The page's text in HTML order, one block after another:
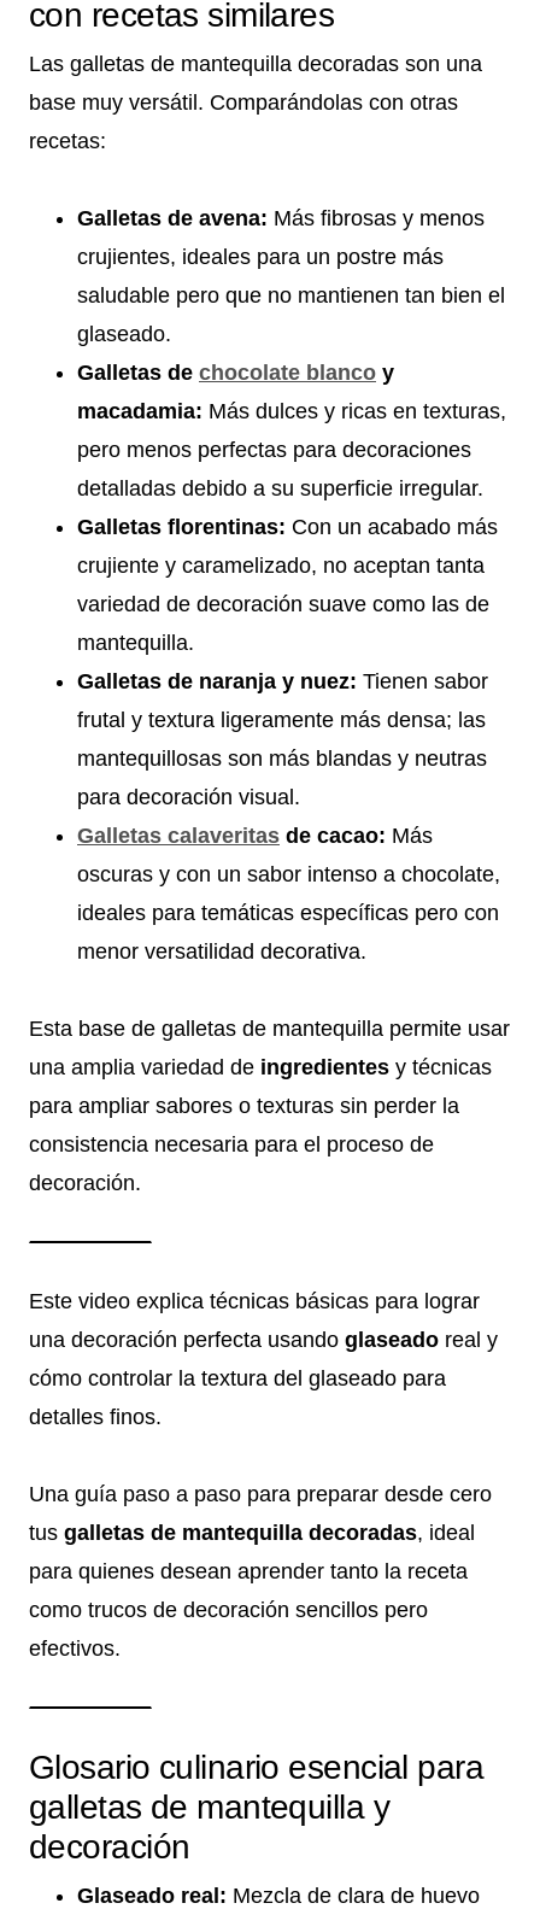
con recetas similares
Las galletas de mantequilla decoradas son una
base muy versátil. Comparándolas con otras
recetas:
Galletas de avena: Más fibrosas y menos
crujientes, ideales para un postre más
saludable pero que no mantienen tan bien el
glaseado.
Galletas de chocolate blanco y
macadamia: Más dulces y ricas en texturas,
pero menos perfectas para decoraciones
detalladas debido a su superficie irregular.
Galletas florentinas: Con un acabado más
crujiente y caramelizado, no aceptan tanta
variedad de decoración suave como las de
mantequilla.
Galletas de naranja y nuez: Tienen sabor
frutal y textura ligeramente más densa; las
mantequillosas son más blandas y neutras
para decoración visual.
Galletas calaveritas de cacao: Más
oscuras y con un sabor intenso a chocolate,
ideales para temáticas específicas pero con
menor versatilidad decorativa.
Esta base de galletas de mantequilla permite usar
una amplia variedad de ingredientes y técnicas
para ampliar sabores o texturas sin perder la
consistencia necesaria para el proceso de
decoración.
Este video explica técnicas básicas para lograr
una decoración perfecta usando glaseado real y
cómo controlar la textura del glaseado para
detalles finos.
Una guía paso a paso para preparar desde cero
tus galletas de mantequilla decoradas, ideal
para quienes desean aprender tanto la receta
como trucos de decoración sencillos pero
efectivos.
Glosario culinario esencial para
galletas de mantequilla y
decoración
Glaseado real: Mezcla de clara de huevo